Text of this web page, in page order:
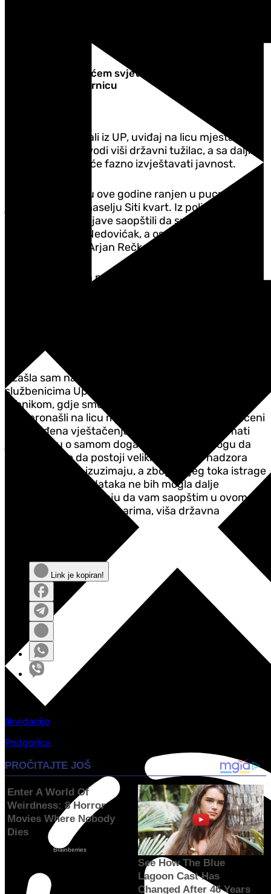
Požar na najvećem svjetskom festivalu: Vatra
progutala pozornicu
Kako su tada kazali iz UP, uviđaj na licu mjesta je u
toku i njime rukovodi viši državni tužilac, a sa daljim
tokom aktivnosti će fazno izvještavati javnost.
Nedović je u maju ove godine ranjen u pucnjavi u
jednom lokalu u naselju Siti kvart. Iz policije su tri
dana nakon pucnjave saopštili da su rasvijetlili
pokušaj ubistva Nedovićak, a osumnjičeni su Tarik
Muminović (21) i Arjan Rečković (22).
Prema policijskim podacima, Nedović je blizak
izuzima video nadzor.
"Izašla sam na lice mjesta i obavila sam uviđaj sa
službenicima Uprave policije OB Podgorica i sa krim
tehnikom, gdje smo izuzeli određene tragove koje
smo pronašli na licu mjesta, koji će dalje biti upućeni
na određena vještačenja, nakon čega ćemo imati
jasniju sliku o samom događaju. Ono što mogu da
vam kažem je da postoji veliki broj video nadzora
koji se trenutno izuzimaju, a zbog daljeg toka istrage
i zaštite samih podataka ne bih mogla dalje
informacije o događaju da vam saopštim u ovom
trenutku", rekla je novinarima, viša državna
Link je kopiran!
:
likvidacije
Podgorica